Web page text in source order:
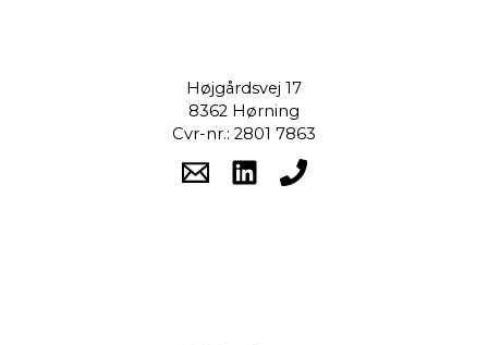
Højgårdsvej 17
8362 Hørning
Cvr-nr.: 2801 7863